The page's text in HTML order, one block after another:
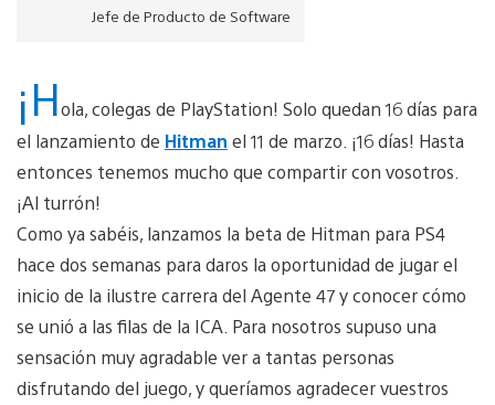
Jefe de Producto de Software
¡Hola, colegas de PlayStation! Solo quedan 16 días para
el lanzamiento de Hitman el 11 de marzo. ¡16 días! Hasta
entonces tenemos mucho que compartir con vosotros.
¡Al turrón!
Como ya sabéis, lanzamos la beta de Hitman para PS4
hace dos semanas para daros la oportunidad de jugar el
inicio de la ilustre carrera del Agente 47 y conocer cómo
se unió a las filas de la ICA. Para nosotros supuso una
sensación muy agradable ver a tantas personas
disfrutando del juego, y queríamos agradecer vuestros